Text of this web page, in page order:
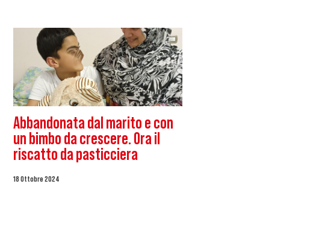
Abbandonata dal marito e con
un bimbo da crescere. Ora il
riscatto da pasticciera
18 Ottobre 2024